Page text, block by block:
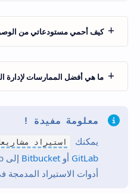
كيف أحمي مستودعاتي من
ما هي أفضل الممارسات لإدارة
معلومة مفيدة !
يمكنك استيراد
GitLab أو Bitbucket
أدوات الاستيراد المدمجة